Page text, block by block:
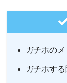
ガチホの
ガチホする